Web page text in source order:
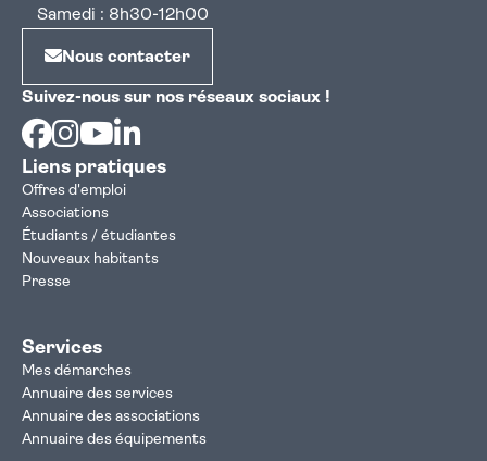
Samedi : 8h30-12h00
Nous contacter
Suivez-nous sur nos réseaux sociaux !
Facebook
Instagram
Youtube
Liens pratiques
Offres d'emploi
Associations
Étudiants / étudiantes
Nouveaux habitants
Presse
Services
Mes démarches
Annuaire des services
Annuaire des associations
Annuaire des équipements